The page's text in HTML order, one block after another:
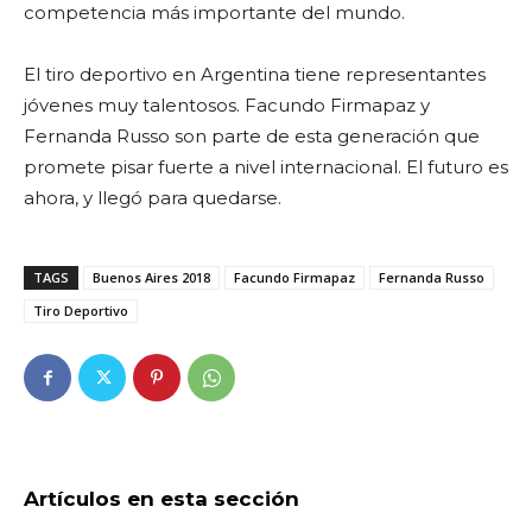
competencia más importante del mundo.
El tiro deportivo en Argentina tiene representantes
jóvenes muy talentosos. Facundo Firmapaz y
Fernanda Russo son parte de esta generación que
promete pisar fuerte a nivel internacional. El futuro es
ahora, y llegó para quedarse.
TAGS Buenos Aires 2018 Facundo Firmapaz
Fernanda Russo
Tiro Deportivo
Artículos en esta sección